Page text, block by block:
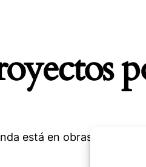
está en obras y pronto